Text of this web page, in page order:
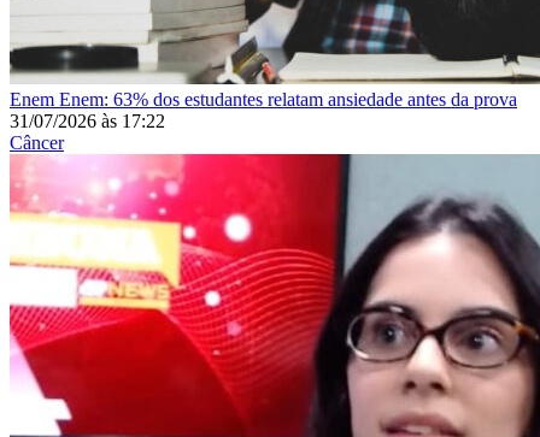
Enem Enem: 63% dos estudantes relatam ansiedade antes da prova
31/07/2026 às 17:22
Câncer